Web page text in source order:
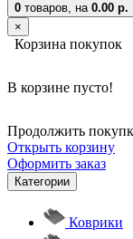
0 товаров, на 0.00 р.
×
Корзина покупок
В корзине пусто!
Продолжить
Открыть корзину
Оформить заказ
Категории
Коврики